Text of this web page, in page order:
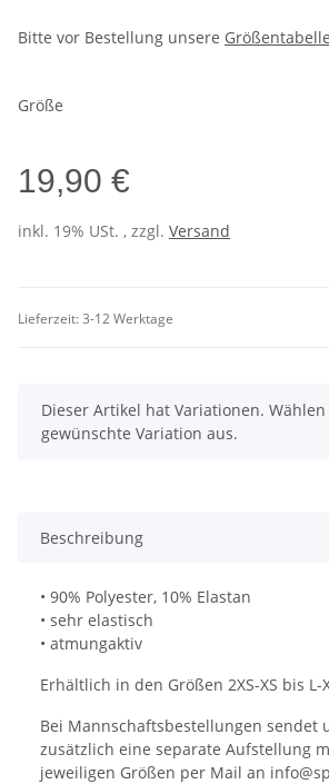
Bitte vor Bestellung unsere
Größe
19,90 €
inkl. 19% USt. , zzgl. Versand
Lieferzeit:3-12 Werktage
x
Dieser Artikel hat Variationen.
gewünschte Variation aus.
Beschreibung
• 90% Polyester, 10% Elastan
• sehr elastisch
• atmungaktiv
Erhältlich in den Größen 2XS-XS bis L-
Bei Mannschaftsbestellungen sendet
zusätzlich eine separate Aufstellung
jeweiligen Größen per Mail an